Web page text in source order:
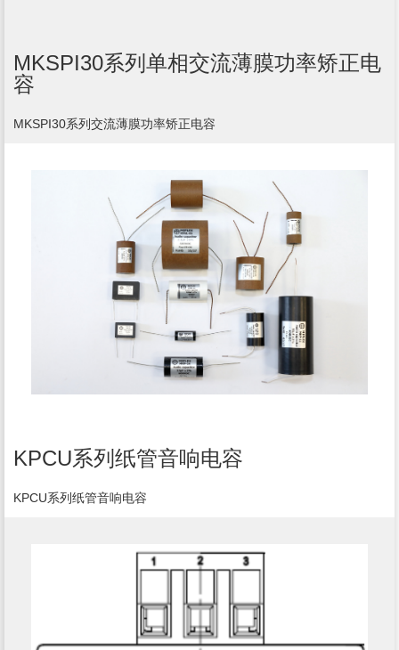
MKSPI30系列单相交流薄膜功率矫正电
容
MKSPI30系列交流薄膜功率矫正电容
KPCU系列纸管音响电容
KPCU系列纸管音响电容